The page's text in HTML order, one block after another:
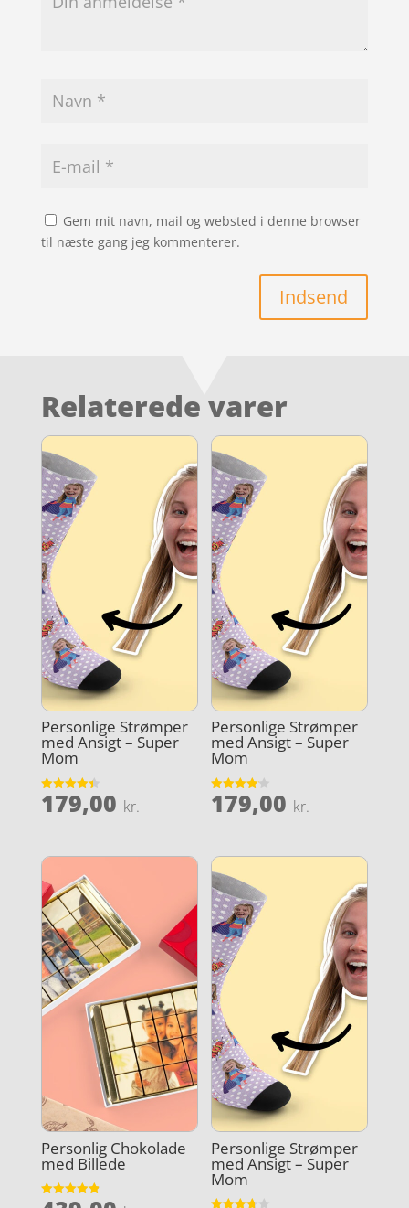
Gem mit navn, mail og websted i denne browser
til næste gang jeg kommenterer.
Indsend
Relaterede varer
Personlige Strømper
med Ansigt – Super
Mom
Vurderet
4.4
179,00 kr.
Personlige Strømper
med Ansigt – Super
Mom
Vurderet
4.1
179,00 kr.
Personlig Chokolade
med Billede
Vurderet
Personlige Strømper
med Ansigt – Super
Mom